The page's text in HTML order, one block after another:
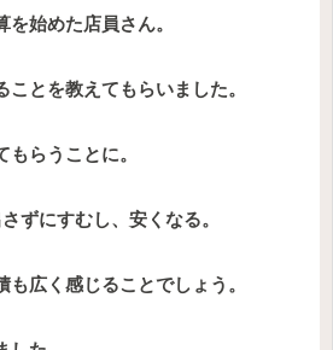
始めた店員さん。
とを教えてもらいました。
らうことに。
ずにすむし、安くなる。
も広く感じることでしょう。